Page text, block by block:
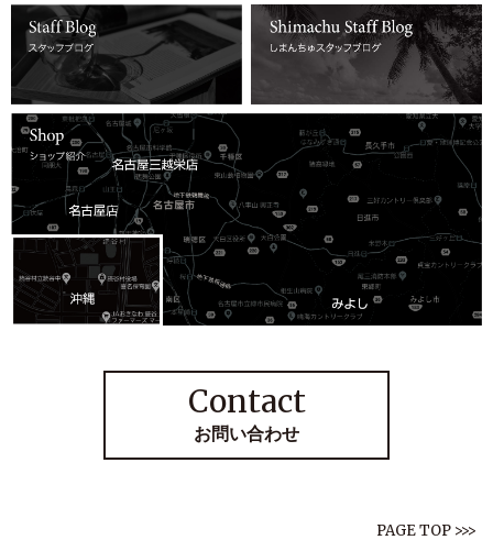
Contact
お問い合わせ
PAGE TOP >>>